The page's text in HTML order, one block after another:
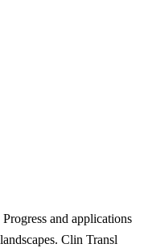
and applications
Clin Transl